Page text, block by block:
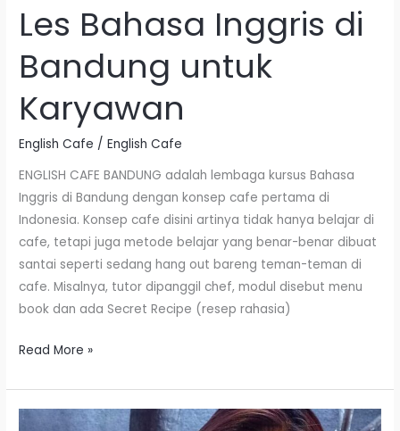
Les Bahasa Inggris di
Bandung untuk
Karyawan
English Cafe /English Cafe
ENGLISH CAFE BANDUNG adalah lembaga kursus Bahasa
Inggris di Bandung dengan konsep cafe pertama di
Indonesia. Konsep cafe disini artinya tidak hanya belajar di
cafe, tetapi juga metode belajar yang benar-benar dibuat
santai seperti sedang hang out bareng teman-teman di
cafe. Misalnya, tutor dipanggil chef, modul disebut menu
book dan ada Secret Recipe (resep rahasia)
Les
Bahasa
Inggris
di
Bandung
untuk
Karyawan
Read More »
Kursus/Les